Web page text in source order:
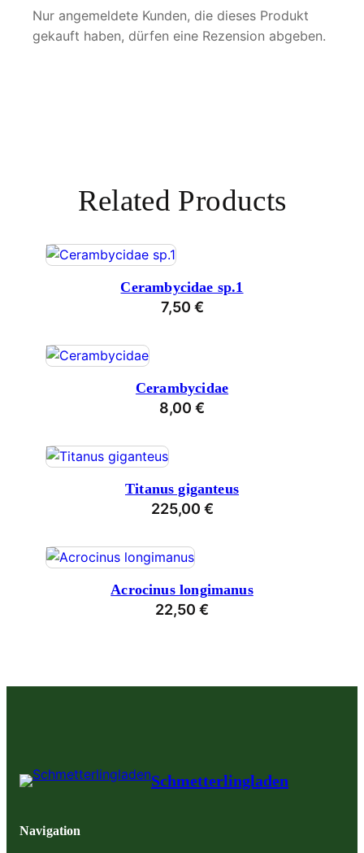
Nur angemeldete Kunden, die dieses Produkt
gekauft haben, dürfen eine Rezension abgeben.
Related Products
Cerambycidae sp.1
7,50 €
Cerambycidae
8,00 €
Titanus giganteus
225,00 €
Acrocinus longimanus
22,50 €
Schmetterlingladen
Navigation